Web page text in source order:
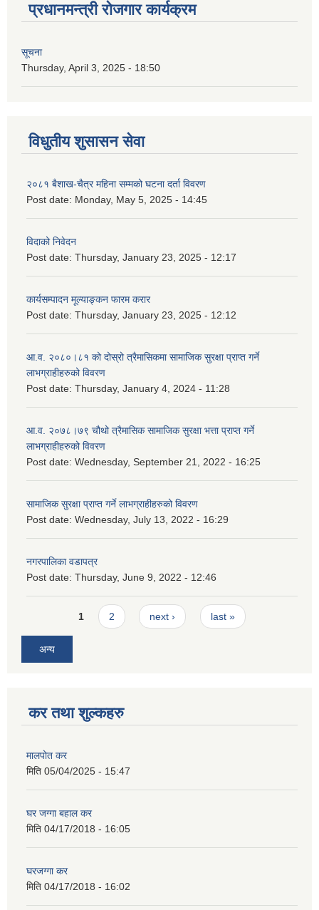
प्रधानमन्त्री रोजगार कार्यक्रम
सूचना
Thursday, April 3, 2025 - 18:50
विधुतीय शुसासन सेवा
२०८१ बैशाख-चैत्र महिना सम्मको घटना दर्ता विवरण
Post date: Monday, May 5, 2025 - 14:45
विदाको निवेदन
Post date: Thursday, January 23, 2025 - 12:17
कार्यसम्पादन मूल्याङ्कन फारम करार
Post date: Thursday, January 23, 2025 - 12:12
आ.व. २०८०।८१ को दोस्रो त्रैमासिकमा सामाजिक सुरक्षा प्राप्त गर्ने
लाभग्राहीहरुको विवरण
Post date: Thursday, January 4, 2024 - 11:28
आ.व. २०७८।७९ चौथो त्रैमासिक सामाजिक सुरक्षा भत्ता प्राप्त गर्ने
लाभग्राहीहरुको विवरण
Post date: Wednesday, September 21, 2022 - 16:25
सामाजिक सुरक्षा प्राप्त गर्ने लाभग्राहीहरुको विवरण
Post date: Wednesday, July 13, 2022 - 16:29
नगरपालिका वडापत्र
Post date: Thursday, June 9, 2022 - 12:46
Pages1 2 next › last »
अन्य
कर तथा शुल्कहरु
मालपोत कर
मिति 05/04/2025 - 15:47
घर जग्गा बहाल कर
मिति 04/17/2018 - 16:05
घरजग्गा कर
मिति 04/17/2018 - 16:02